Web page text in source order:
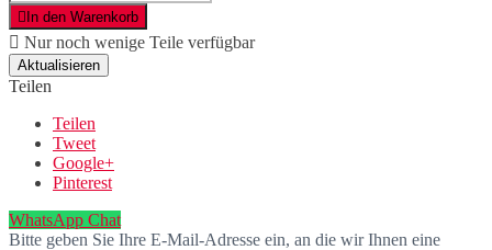
In den Warenkorb
 Nur noch wenige Teile verfügbar
Teilen
Teilen
Tweet
Google+
Pinterest
WhatsApp Chat
Bitte geben Sie Ihre E-Mail-Adresse ein, an die wir Ihnen eine